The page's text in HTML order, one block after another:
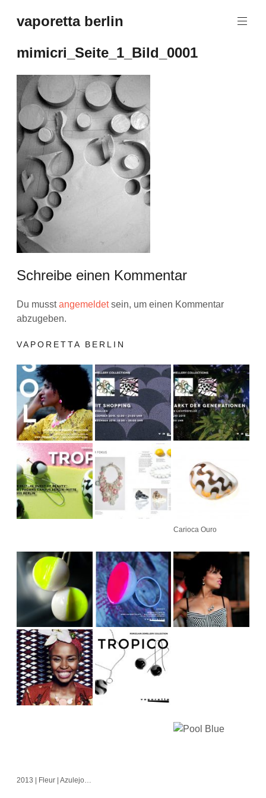
Inhalt
vaporetta berlin
mimicri_Seite_1_Bild_0001
Schreibe einen Kommentar
Du musstangemeldetsein, um einen Kommentar
abzugeben.
VAPORETTA BERLIN
Carioca Ouro
2013 | Fleur | Azulejo | Cubo | Alvorada